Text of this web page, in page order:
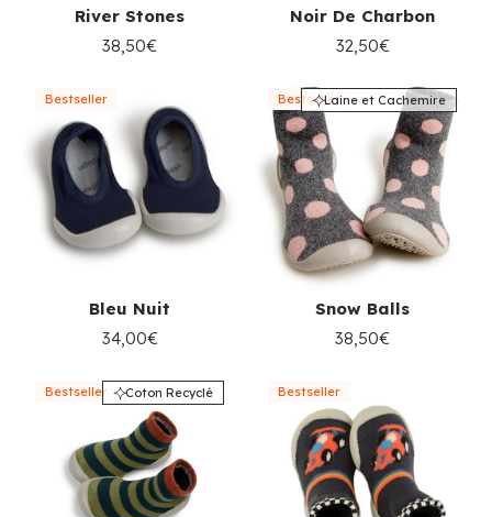
River Stones
38,50€
Noir De Charbon
32,50€
Bestseller
Bleu Nuit
34,00€
BestsellerLaine et Cachemire
Snow Balls
38,50€
Bestseller Coton Recyclé Bestseller